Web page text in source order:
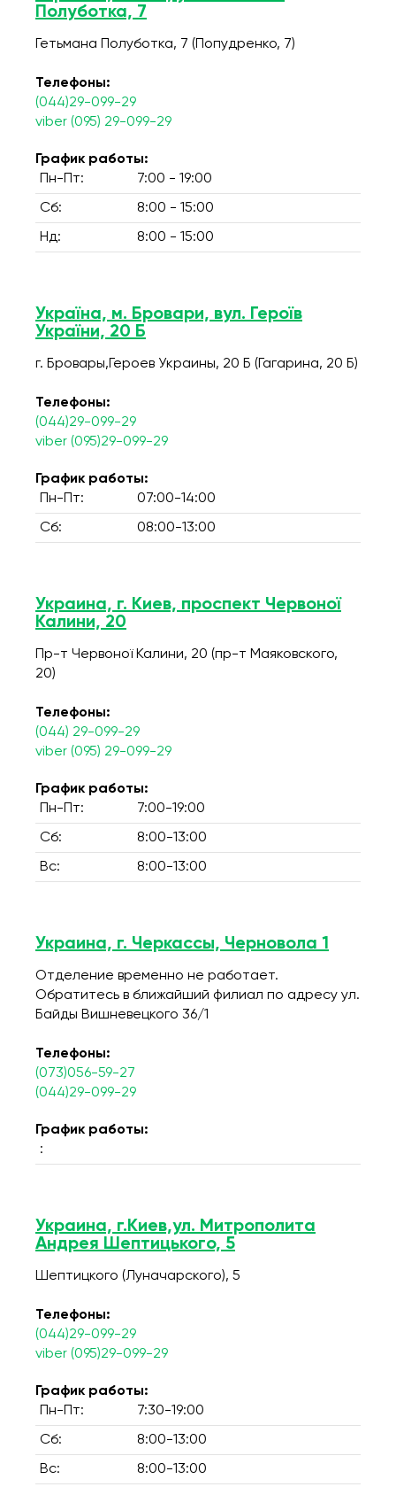
Полуботка, 7
Гетьмана Полуботка, 7 (Попудренко, 7)
Телефоны:
(044)29-099-29
viber (095) 29-099-29
График работы:
Пн-Пт:
7:00 - 19:00
Сб: 8:00 - 15:00
Нд: 8:00 - 15:00
Україна, м. Бровари, вул. Героїв
України, 20 Б
г. Бровары,Героев Украины, 20 Б (Гагарина, 20 Б)
Телефоны:
(044)29-099-29
viber (095)29-099-29
График работы:
Пн-Пт:
07:00-14:00
Сб: 08:00-13:00
Украина, г. Киев, проспект Червоної
Калини, 20
Пр-т Червоної Калини, 20 (пр-т Маяковского,
20)
Телефоны:
(044) 29-099-29
viber (095) 29-099-29
График работы:
Пн-Пт:
7:00-19:00
Сб: 8:00-13:00
Вс: 8:00-13:00
Украина, г. Черкассы, Черновола 1
Отделение временно не работает.
Обратитесь в ближайший филиал по адресу ул.
Байды Вишневецкого 36/1
Телефоны:
(073)056-59-27
(044)29-099-29
График работы:
:
Украина, г.Киев,ул. Митрополита
Андрея Шептицького, 5
Шептицкого (Луначарского), 5
Телефоны:
(044)29-099-29
viber (095)29-099-29
График работы:
Пн-Пт:
7:30-19:00
Сб: 8:00-13:00
Вс: 8:00-13:00